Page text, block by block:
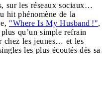
sur les réseaux sociaux…
hit phénomène de la
"Where Is My Husband !",
qu’un simple refrain
chez les jeunes… et les
les plus écoutés dès sa